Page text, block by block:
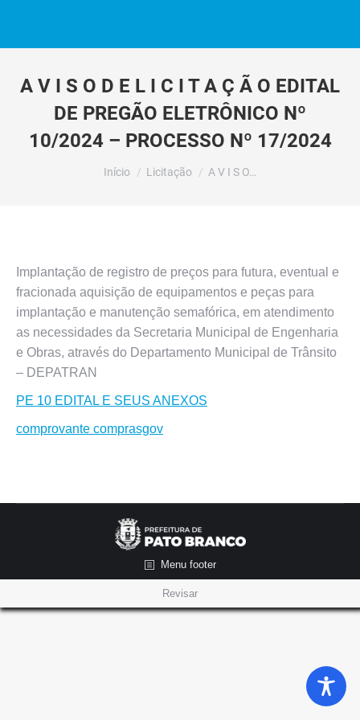
A V I S O D E L I C I T A Ç Ã O EDITAL
DE PREGÃO ELETRÔNICO Nº
10/2024 – PROCESSO Nº 17/2024
Você está aqui:
Início Licitação A V I S O…
Implantação de registro de preços para futura, eventual e
fracionada aquisição de equipamentos e peças para
implantação e manutenção semafórica, em atendimento
as necessidades da Secretaria Municipal de Engenharia
e Obras, através do Departamento Municipal de Trânsito
– DEPATRAN
PE 10 EDITAL E SEUS ANEXOS
comprovante comprasgov
Menu footer
Revisar